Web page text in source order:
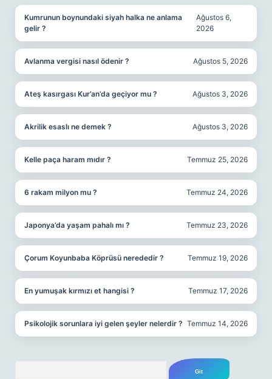
Kumrunun boynundaki siyah halka ne anlama
gelir ?
Ağustos 6,
2026
Avlanma vergisi nasıl ödenir ? Ağustos 5, 2026
Ateş kasırgası Kur’an’da geçiyor mu ? Ağustos 3, 2026
Akrilik esaslı ne demek ? Ağustos 3, 2026
Kelle paça haram mıdır ? Temmuz 25, 2026
6 rakam milyon mu ? Temmuz 24, 2026
Japonya’da yaşam pahalı mı ? Temmuz 23, 2026
Çorum Koyunbaba Köprüsü nerededir ? Temmuz 19, 2026
En yumuşak kırmızı et hangisi ? Temmuz 17, 2026
Psikolojik sorunlara iyi gelen şeyler nelerdir ? Temmuz 14, 2026